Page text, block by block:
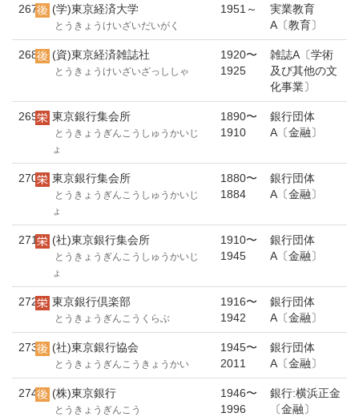
267 (学)東京経済大学
とうきょうけいざいだいがく
1951～
実業教育
A〔教育〕
268 (資)東京経済雑誌社
とうきょうけいざいざっししゃ
1920〜
1925
雑誌A〔学術
及び其他の文
化事業〕
269 東京銀行集会所
とうきょうぎんこうしゅうかいじ
ょ
1890〜
1910
銀行団体
A〔金融〕
270 東京銀行集会所
とうきょうぎんこうしゅうかいじ
ょ
1880〜
1884
銀行団体
A〔金融〕
271 (社)東京銀行集会所
とうきょうぎんこうしゅうかいじ
ょ
1910〜
1945
銀行団体
A〔金融〕
272 東京銀行倶楽部
とうきょうぎんこうくらぶ
1916〜
1942
銀行団体
A〔金融〕
273 (社)東京銀行協会
とうきょうぎんこうきょうかい
1945〜
2011
銀行団体
A〔金融〕
274 (株)東京銀行
とうきょうぎんこう
1946〜
1996
銀行:横浜正金
〔金融〕